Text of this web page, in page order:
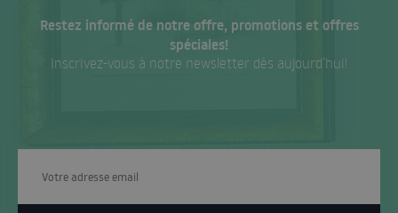
Restez informé de notre offre, promotions et offres
spéciales!
Inscrivez-vous à notre newsletter dès aujourd’hui!